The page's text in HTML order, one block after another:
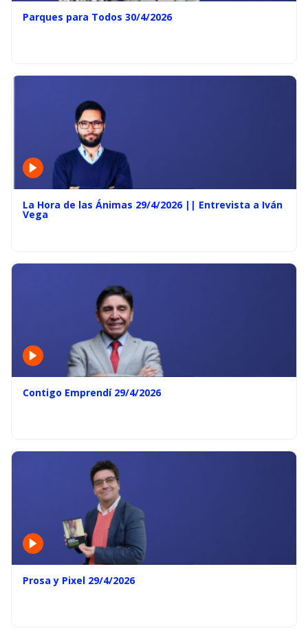
Parques para Todos 30/4/2026
La Hora de las Ánimas 29/4/2026 || Entrevista a Iván
Vega
Contigo Emprendí 29/4/2026
Prosa y Pixel 29/4/2026